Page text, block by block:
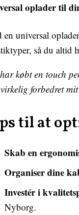
oplader til
en universal
så du altid
købt en touch
forbedret
til at
Skab en
Organiser dine
Investér i
Nyborg.